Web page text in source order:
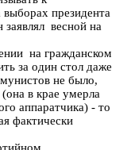
президента
весной на
на гражданском
за один стол даже
не было,
в крае умерла
аппаратчика) - то
фактически